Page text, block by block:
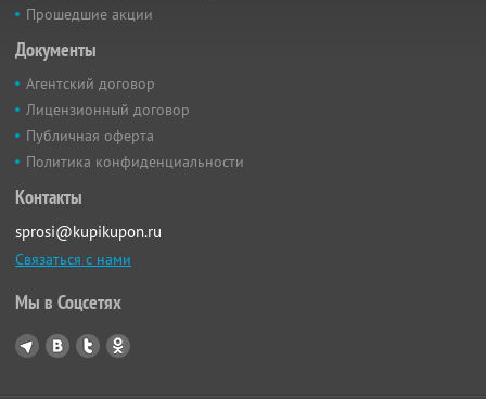
Прошедшие акции
Документы
Агентский договор
Лицензионный договор
Публичная оферта
Политика конфиденциальности
Контакты
sprosi@kupikupon.ru
Связаться с нами
Мы в Соцсетях